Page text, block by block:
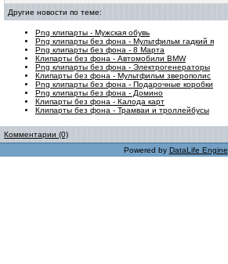
Другие новости по теме:
Png клипарты - Мужская обувь
Png клипарты без фона - Мультфильм гадкий я
Png клипарты без фона - 8 Марта
Клипарты без фона - Автомобили BMW
Png клипарты без фона - Электрогенераторы
Клипарты без фона - Мультфильм зверополис
Png клипарты без фона - Подарочные коробки
Png клипарты без фона - Домино
Клипарты без фона - Калода карт
Клипарты без фона - Трамваи и троллейбусы
Комментарии (0)
Powered by DataLife Engine